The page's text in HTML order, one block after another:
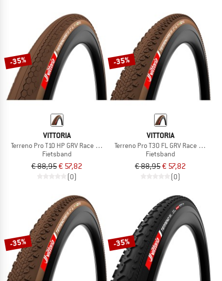
-35%
VITTORIA
Terreno Pro T10 HP GRV Race 28'' (40-622) Fold.
Fietsband
€ 88,95€ 57,82
(0)
-35%
VITTORIA
Terreno Pro T30 FL GRV Race 28''
Fietsband
€ 88,95€ 57,82
(0)
-35% -35%